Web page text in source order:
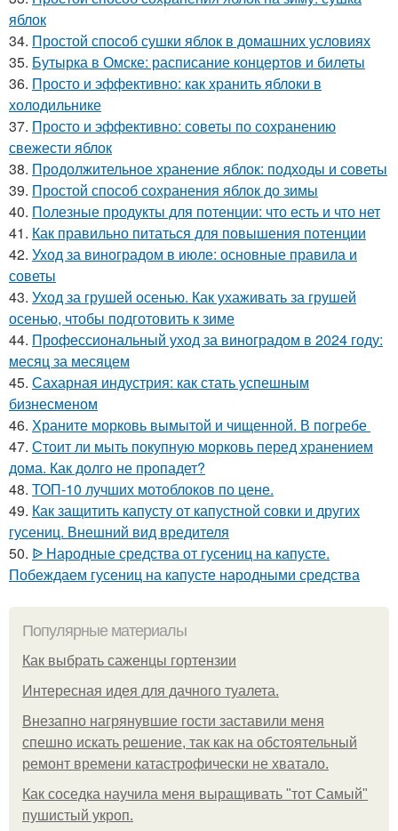
яблок
34. Простой способ сушки яблок в домашних условиях
35. Бутырка в Омске: расписание концертов и билеты
36. Просто и эффективно: как хранить яблоки в
холодильнике
37. Просто и эффективно: советы по сохранению
свежести яблок
38. Продолжительное хранение яблок: подходы и советы
39. Простой способ сохранения яблок до зимы
40. Полезные продукты для потенции: что есть и что нет
41. Как правильно питаться для повышения потенции
42. Уход за виноградом в июле: основные правила и
советы
43. Уход за грушей осенью. Как ухаживать за грушей
осенью, чтобы подготовить к зиме
44. Профессиональный уход за виноградом в 2024 году:
месяц за месяцем
45. Сахарная индустрия: как стать успешным
бизнесменом
46. Храните морковь вымытой и чищенной. В погребе
47. Стоит ли мыть покупную морковь перед хранением
дома. Как долго не пропадет?
48. ТОП-10 лучших мотоблоков по цене.
49. Как защитить капусту от капустной совки и других
гусениц. Внешний вид вредителя
50. ᐉ Народные средства от гусениц на капусте.
Побеждаем гусениц на капусте народными средства
Популярные материалы
Как выбрать саженцы гортензии
Интересная идея для дачного туалета.
Внезапно нагрянувшие гости заставили меня
спешно искать решение, так как на обстоятельный
ремонт времени катастрофически не хватало.
Как соседка научила меня выращивать "тот Самый"
пушистый укроп.